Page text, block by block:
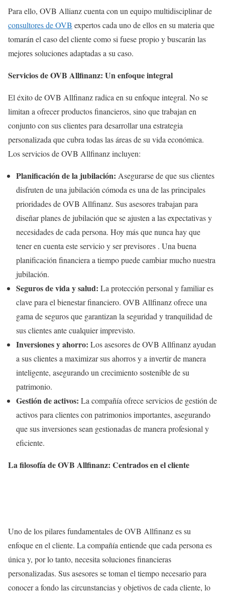
Para ello, OVB Allianz cuenta con un equipo multidisciplinar de
consultores de OVB expertos cada uno de ellos en su materia que
tomarán el caso del cliente como si fuese propio y buscarán las
mejores soluciones adaptadas a su caso.
Servicios de OVB Allfinanz: Un enfoque integral
El éxito de OVB Allfinanz radica en su enfoque integral. No se
limitan a ofrecer productos financieros, sino que trabajan en
conjunto con sus clientes para desarrollar una estrategia
personalizada que cubra todas las áreas de su vida económica.
Los servicios de OVB Allfinanz incluyen:
Planificación de la jubilación: Asegurarse de que sus clientes
disfruten de una jubilación cómoda es una de las principales
prioridades de OVB Allfinanz. Sus asesores trabajan para
diseñar planes de jubilación que se ajusten a las expectativas y
necesidades de cada persona. Hoy más que nunca hay que
tener en cuenta este servicio y ser previsores . Una buena
planificación financiera a tiempo puede cambiar mucho nuestra
jubilación.
Seguros de vida y salud: La protección personal y familiar es
clave para el bienestar financiero. OVB Allfinanz ofrece una
gama de seguros que garantizan la seguridad y tranquilidad de
sus clientes ante cualquier imprevisto.
Inversiones y ahorro: Los asesores de OVB Allfinanz ayudan
a sus clientes a maximizar sus ahorros y a invertir de manera
inteligente, asegurando un crecimiento sostenible de su
patrimonio.
Gestión de activos: La compañía ofrece servicios de gestión de
activos para clientes con patrimonios importantes, asegurando
que sus inversiones sean gestionadas de manera profesional y
eficiente.
La filosofía de OVB Allfinanz: Centrados en el cliente
Uno de los pilares fundamentales de OVB Allfinanz es su
enfoque en el cliente. La compañía entiende que cada persona es
única y, por lo tanto, necesita soluciones financieras
personalizadas. Sus asesores se toman el tiempo necesario para
conocer a fondo las circunstancias y objetivos de cada cliente, lo